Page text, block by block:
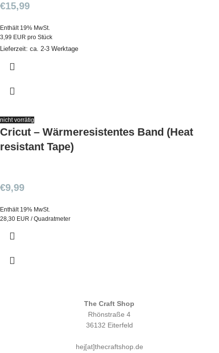
€15,99
Enthält 19% MwSt.
3,99 EUR pro Stück
Lieferzeit: ca. 2-3 Werktage
nicht vorrätig
Cricut – Wärmeresistentes Band (Heat
resistant Tape)
€9,99
Enthält 19% MwSt.
28,30 EUR / Quadratmeter
The Craft Shop
Rhönstraße 4
36132 Eiterfeld
hej[at]thecraftshop.de